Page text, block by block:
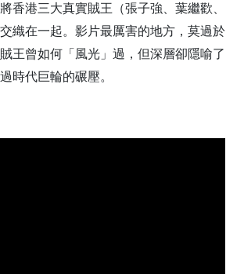
香港三大真實賊王（張子強、葉繼歡、
織在一起。影片最厲害的地方，莫過於
王曾如何「風光」過，但深層卻隱喻了
時代巨輪的碾壓。